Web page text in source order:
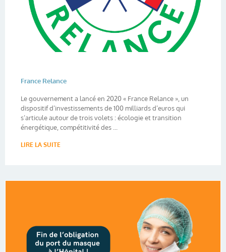
France Relance
Le gouvernement a lancé en 2020 « France Relance », un
dispositif d’investissements de 100 milliards d’euros qui
s’articule autour de trois volets : écologie et transition
énergétique, compétitivité des ...
LIRE LA SUITE